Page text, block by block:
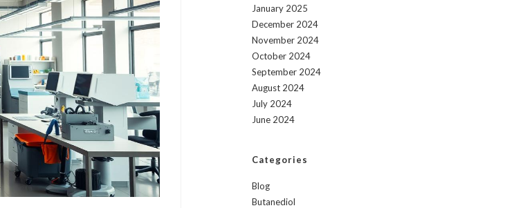
January 2025
December 2024
November 2024
October 2024
September 2024
August 2024
July 2024
June 2024
Categories
Blog
Butanediol